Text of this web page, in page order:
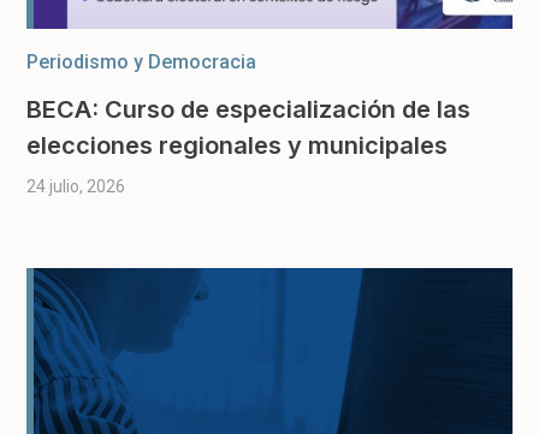
Periodismo y Democracia
BECA: Curso de especialización de las
elecciones regionales y municipales
24 julio, 2026